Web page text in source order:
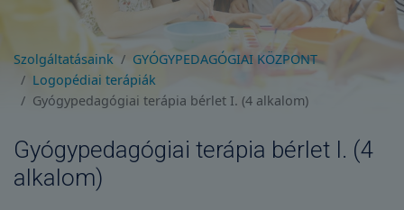
Szolgáltatásaink
GYÓGYPEDAGÓGIAI KÖZPONT
Logopédiai terápiák
Gyógypedagógiai terápia bérlet I. (4 alkalom)
Gyógypedagógiai terápia bérlet I. (4
alkalom)